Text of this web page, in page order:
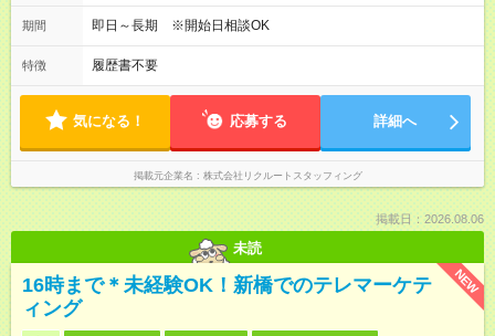
期間 即日～長期 ※開始日相談OK
特徴 履歴書不要
気になる！ 応募する 詳細へ
掲載元企業名 株式会社リクルートスタッフィング
掲載日：2026.08.06
未読
NEW
16時まで＊未経験OK！新橋でのテレマーケテ
ィング